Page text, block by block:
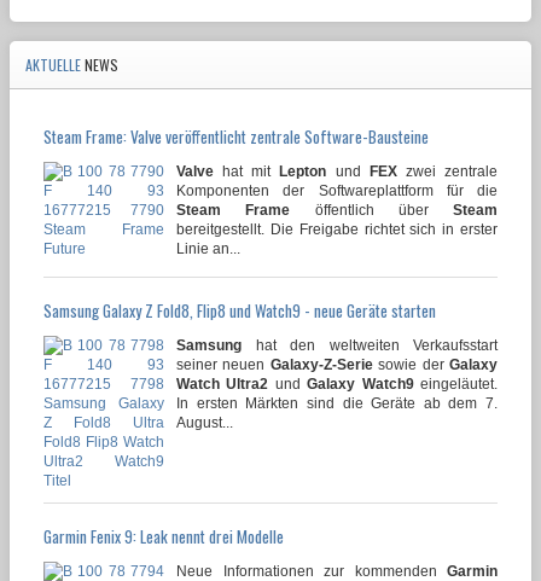
AKTUELLENEWS
Steam Frame: Valve veröffentlicht zentrale Software-Bausteine
Valve hat mitLepton und FEXzwei zentrale
Komponenten der Softwareplattform für die
Steam Frame öffentlich über Steam
bereitgestellt. Die Freigabe richtet sich in erster
Linie an...
Samsung Galaxy Z Fold8, Flip8 und Watch9 - neue Geräte starten
Samsung hat den weltweiten Verkaufsstart
seiner neuen Galaxy-Z-Seriesowie derGalaxy
Watch Ultra2 undGalaxy Watch9eingeläutet.
In ersten Märkten sind die Geräte ab dem 7.
August...
Garmin Fenix 9: Leak nennt drei Modelle
Neue Informationen zur kommenden Garmin